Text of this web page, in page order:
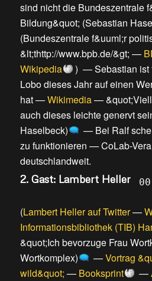
sind nicht die Bundeszentrale
Bildung&quot; (Sebastian
(Bundeszentrale f&uuml;r
&lt;thttp://www.bpb.de/&gt; —
Wikipedia
) —Sebastian ist
Lobo dieses Jahr auf einen
hat—Wikimedia—
auch dieses leichte genervt
Haselbeck)
— Bei Ralf
zu funktionieren —CoLab-
deutschlandweit.
2. Gast: Lambert Heller
(Lambert Heller auf Twitter—
Informationsbibliothek (TIB)
&quot;Ich bevorzuge Frau
Wortkomplex)
—Vortrag
wild&quot; — Booksprint —